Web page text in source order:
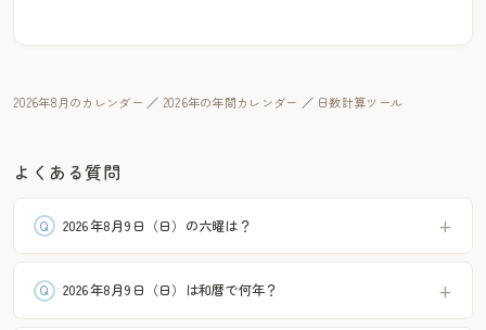
2026年8月のカレンダー ／ 2026年の年間カレンダー ／ 日数計算ツール
よくある質問
2026年8月9日（日）の六曜は？
2026年8月9日（日）は和暦で何年？